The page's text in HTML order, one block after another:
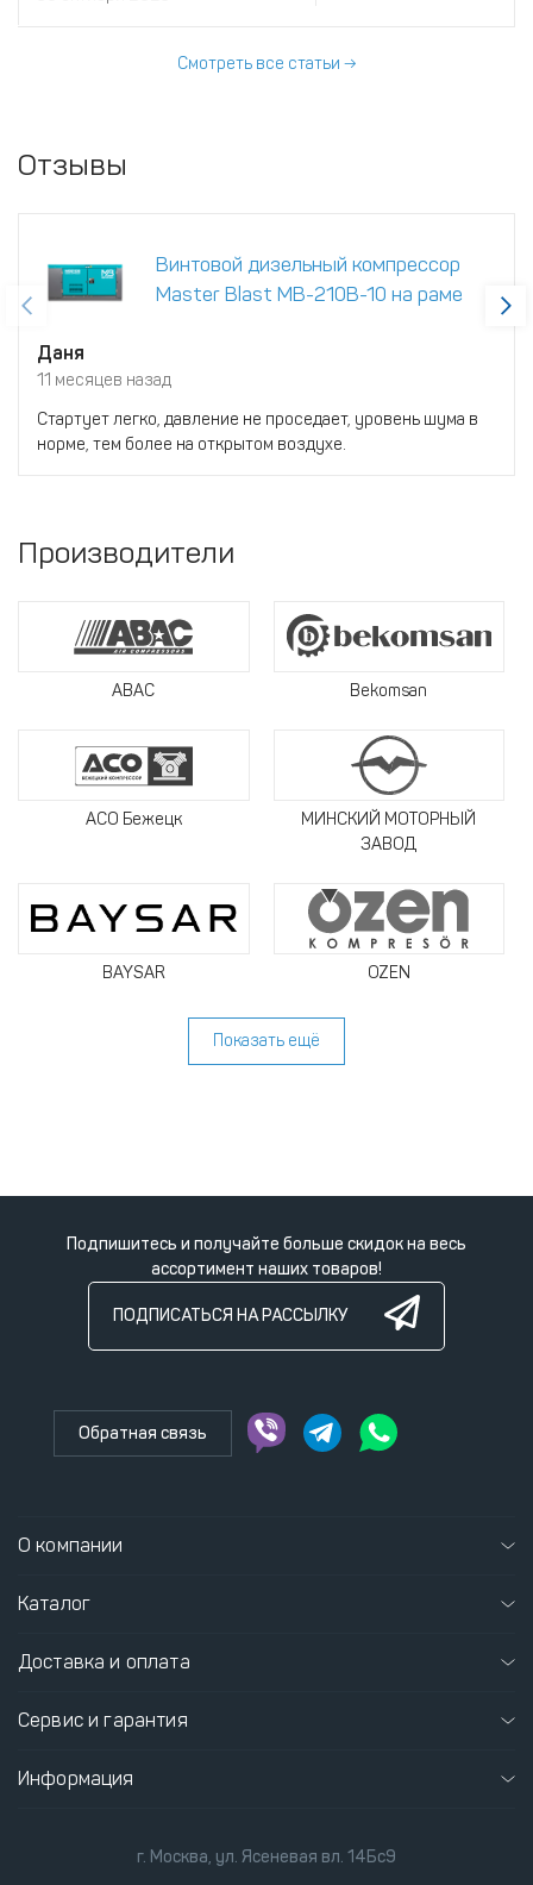
Смотреть все статьи →
Отзывы
Винтовой дизельный компрессор
Master Blast MB-210B-10 на раме
Даня
11 месяцев назад
Стартует легко, давление не проседает, уровень шума в
норме, тем более на открытом воздухе.
Производители
ABAC Bekomsan
АСО Бежецк
МИНСКИЙ МОТОРНЫЙ
ЗАВОД
BAYSAR OZEN
Показать ещё
Подпишитесь и получайте больше скидок на весь
ассортимент наших товаров!
ПОДПИСАТЬСЯ НА РАССЫЛКУ
Обратная связь
О компании
Каталог
Доставка и оплата
Сервис и гарантия
Информация
г. Москва, ул. Ясеневая вл. 14Бс9